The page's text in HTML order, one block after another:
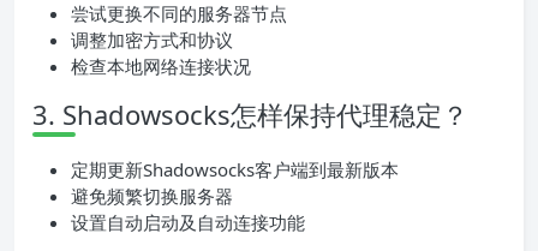
尝试更换不同的服务器节点
调整加密方式和协议
检查本地网络连接状况
3. Shadowsocks怎样保持代理稳定？
定期更新Shadowsocks客户端到最新版本
避免频繁切换服务器
设置自动启动及自动连接功能